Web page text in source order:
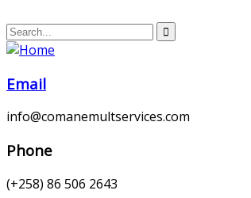
Email
info@comanemultservices.com
Phone
(+258) 86 506 2643